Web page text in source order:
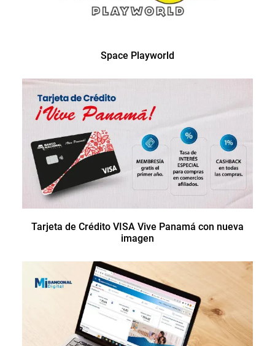
Space Playworld
Tarjeta de Crédito VISA Vive Panamá con nueva
imagen